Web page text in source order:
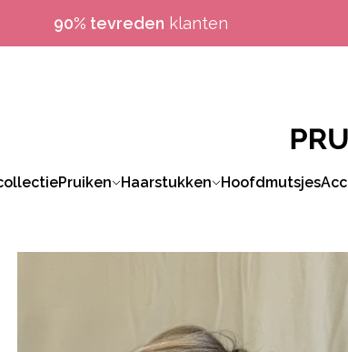
90% tevreden klanten
Pruiken Haarstukken Hoofdmutsjes